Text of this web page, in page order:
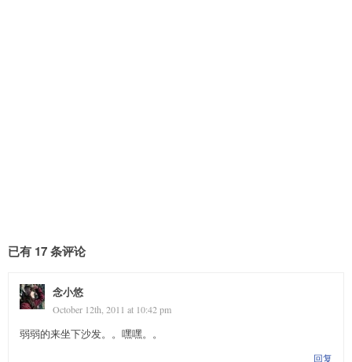
已有 17 条评论
念小悠
October 12th, 2011 at 10:42 pm
弱弱的来坐下沙发。。嘿嘿。。
回复